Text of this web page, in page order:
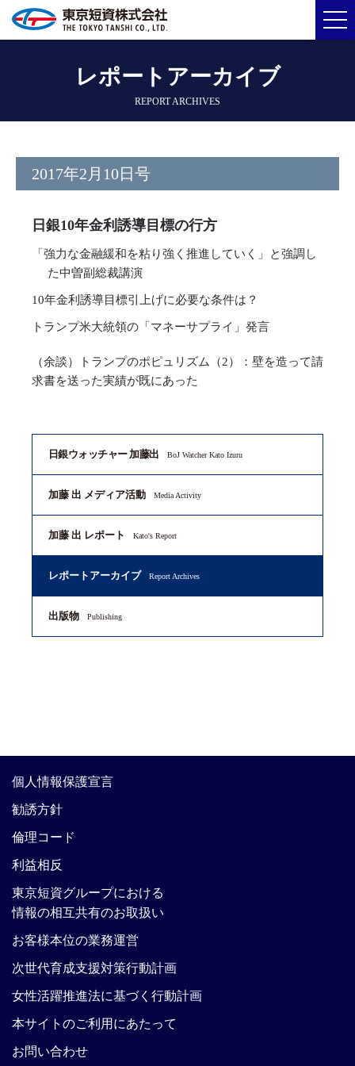
レポートアーカイブ
REPORT ARCHIVES
2017年2月10日号
日銀10年金利誘導目標の行方
「強力な金融緩和を粘り強く推進していく」と強調し
た中曽副総裁講演
10年金利誘導目標引上げに必要な条件は？
トランプ米大統領の「マネーサプライ」発言
（余談）トランプのポピュリズム（2）：壁を造って請
求書を送った実績が既にあった
日銀ウォッチャー 加藤出 BoJ Watcher Kato Izuru
加藤 出 メディア活動 Media Activity
加藤 出 レポート Kato's Report
レポートアーカイブ Report Archives
出版物 Publishing
個人情報保護宣言
勧誘方針
倫理コード
利益相反
東京短資グループにおける
情報の相互共有のお取扱い
お客様本位の業務運営
次世代育成支援対策行動計画
女性活躍推進法に基づく行動計画
本サイトのご利用にあたって
お問い合わせ